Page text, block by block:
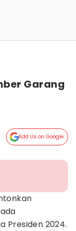
Garang
Add Us on Google
Presiden 2024.